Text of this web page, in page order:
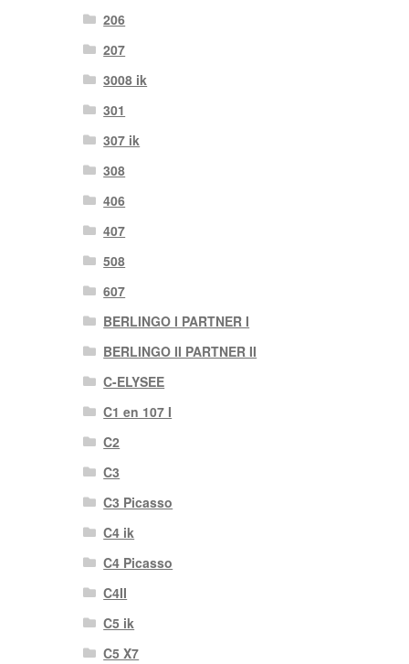
206
207
3008 ik
301
307 ik
308
406
407
508
607
BERLINGO I PARTNER I
BERLINGO II PARTNER II
C-ELYSEE
C1 en 107 I
C2
C3
C3 Picasso
C4 ik
C4 Picasso
C4II
C5 ik
C5 X7